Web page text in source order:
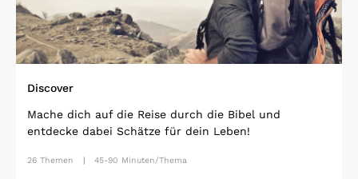
Discover
Mache dich auf die Reise durch die Bibel und
entdecke dabei Schätze für dein Leben!
26 Themen 45-90 Minuten/Thema